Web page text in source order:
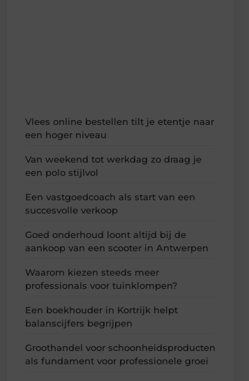
Vlees online bestellen tilt je etentje naar
een hoger niveau
Van weekend tot werkdag zo draag je
een polo stijlvol
Een vastgoedcoach als start van een
succesvolle verkoop
Goed onderhoud loont altijd bij de
aankoop van een scooter in Antwerpen
Waarom kiezen steeds meer
professionals voor tuinklompen?
Een boekhouder in Kortrijk helpt
balanscijfers begrijpen
Groothandel voor schoonheidsproducten
als fundament voor professionele groei